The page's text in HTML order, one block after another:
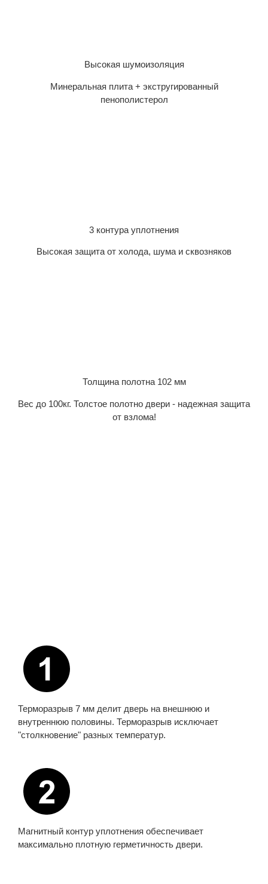
Высокая шумоизоляция
Минеральная плита + экстругированный
пенополистерол
3 контура уплотнения
Высокая защита от холода, шума и сквозняков
Толщина полотна 102 мм
Вес до 100кг. Толстое полотно двери - надежная защита
от взлома!
Терморазрыв 7 мм делит дверь на внешнюю и
внутреннюю половины. Терморазрыв исключает
"столкновение" разных температур.
Магнитный контур уплотнения обеспечивает
максимально плотную герметичность двери.